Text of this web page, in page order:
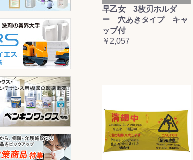
早乙女 3枚刃ホルダ
ー 穴あきタイプ キャ
ップ付
￥2,057